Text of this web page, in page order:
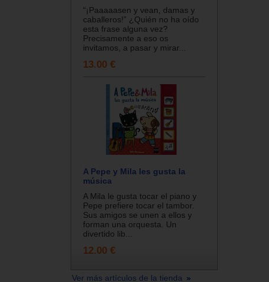
“¡Paaaaasen y vean, damas y
caballeros!” ¿Quién no ha oído
esta frase alguna vez?
Precisamente a eso os
invitamos, a pasar y mirar...
13.00 €
A Pepe y Mila les gusta la
música
A Mila le gusta tocar el piano y
Pepe prefiere tocar el tambor.
Sus amigos se unen a ellos y
forman una orquesta. Un
divertido lib...
12.00 €
Ver más artículos de la tienda